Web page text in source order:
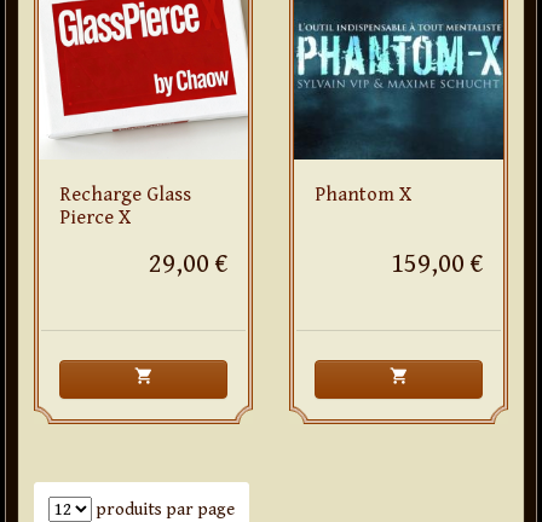
Recharge Glass
Pierce X
29,00 €
shopping_cart
Phantom X
159,00 €
shopping_cart
Nombre de produits par page
produits par page